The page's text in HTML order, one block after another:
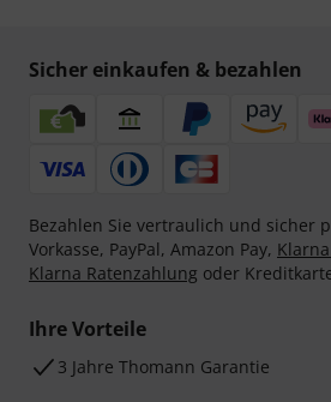
Sicher einkaufen & bezahlen
Bezahlen Sie vertraulich und sicher
Vorkasse, PayPal, Amazon Pay,
Klarna Ratenzahlung oder
Ihre Vorteile
3 Jahre Thomann Garantie